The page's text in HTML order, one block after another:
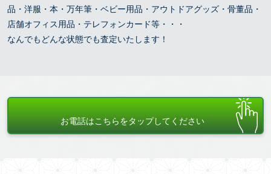
品・洋服・本・万年筆・ベビー用品・アウトドアグッズ・骨董品・
店舗オフィス用品・テレフォンカード等・・・
なんでもどんな状態でも査定いたします！
お電話はこちらをタップしてください